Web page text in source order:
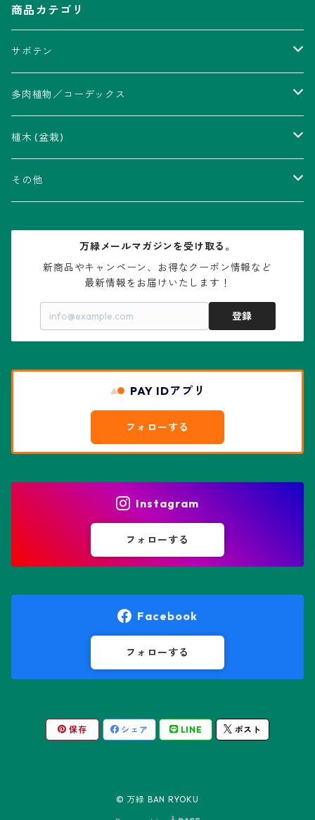
商品カテゴリ
サボテン
アストロフィツム属
瑠璃兜錦、兜丸錦
V-type兜
リザード・スキン兜
花園兜
アリオカルプス属
ウィギンシア属
エキノケレウス属
エキノプシス属
エリオシケ属
オレオケレウス属
friedrichii LB 2178
キリンドロオプンチア属
多肉植物／コーデックス
アカベ属
アロエ属
コノフィツム属
センナ属
パキポディウム属
フェネストラリア属
プセウドリトス属
ユーフォルビア属
植木 (盆栽)
ムクロジ科：カエデ属
その他
水石・景石
万緑メールマガジンを受け取る。
新商品やキャンペーン、お得なクーポン情報など
最新情報をお届けいたします！
登録
PAY IDアプリ
フォローする
Instagram
フォローする
Facebook
フォローする
保存 シェア LINE ポスト
© 万緑 BAN RYOKU